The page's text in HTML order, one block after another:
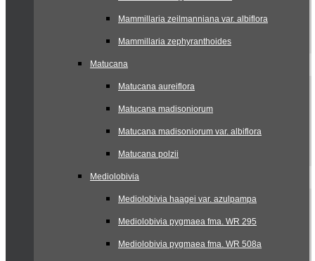
Mammillaria zeilmanniana var. albiflora
Mammillaria zephyranthoides
Matucana
Matucana aureiflora
Matucana madisoniorum
Matucana madisoniorum var. albiflora
Matucana polzii
Mediolobivia
Mediolobivia haagei var. azulpampa
Mediolobivia pygmaea fma. WR 295
Mediolobivia pygmaea fma. WR 508a